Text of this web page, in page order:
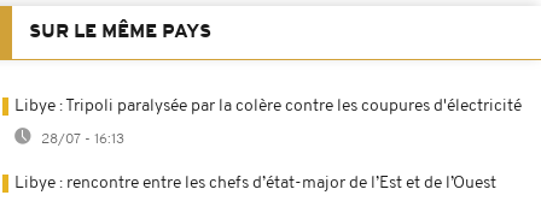
SUR LE MÊME PAYS
Libye : Tripoli paralysée par la colère contre les coupures d'électricité
28/07 - 16:13
Libye : rencontre entre les chefs d’état-major de l’Est et de l’Ouest